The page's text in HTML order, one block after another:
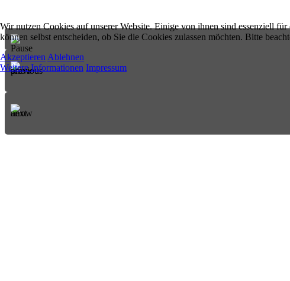
Wir nutzen Cookies auf unserer Website. Einige von ihnen sind essenziell
können selbst entscheiden, ob Sie die Cookies zulassen möchten. Bitte
Akzeptieren Ablehnen
Weitere Informationen Impressum